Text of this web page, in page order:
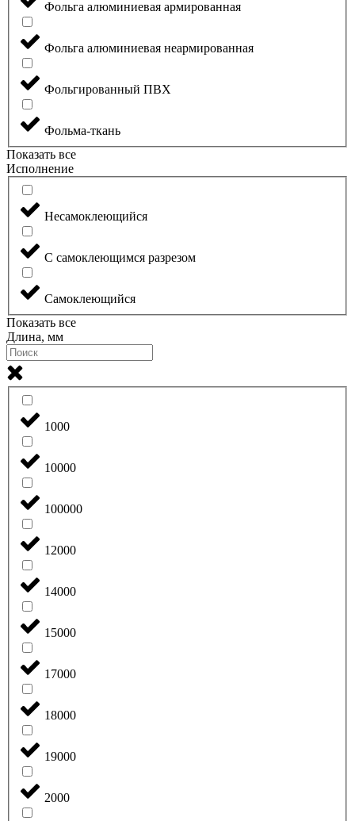
Фольга алюминиевая армированная
Фольга алюминиевая неармированная
Фольгированный ПВХ
Фольма-ткань
Показать все
Исполнение
Несамоклеющийся
С самоклеющимся разрезом
Самоклеющийся
Показать все
Длина, мм
1000
10000
100000
12000
14000
15000
17000
18000
19000
2000